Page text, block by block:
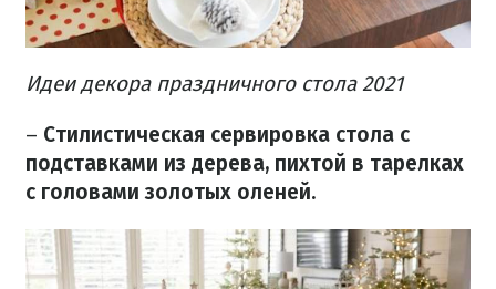
Идеи декора праздничного стола 2021
– Стилистическая сервировка стола с
подставками из дерева, пихтой в тарелках
с головами золотых оленей.